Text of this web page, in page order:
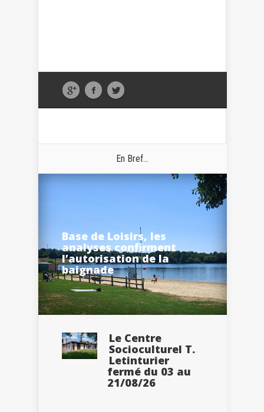
En Bref...
Base de Loisirs, les
analyses confirment
l’autorisation de la
baignade
Le Centre
Socioculturel T.
Letinturier
fermé du 03 au
21/08/26